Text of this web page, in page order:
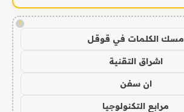
!
مسك الكلمات في قوقل
اشراق التقنية
ان سفن
مرابع التكنولوجيا